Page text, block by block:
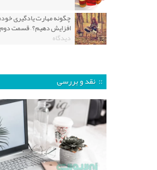
چگونه مهارت یادگیری
افزایش دهیم؟ – قسمت دوم
دیدگاه
:: نقد و بررسی